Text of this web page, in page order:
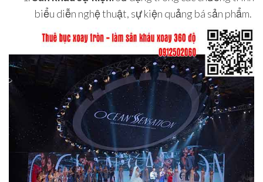
biểu diễn nghệ thuật, sự kiện quảng bá sản phẩm.